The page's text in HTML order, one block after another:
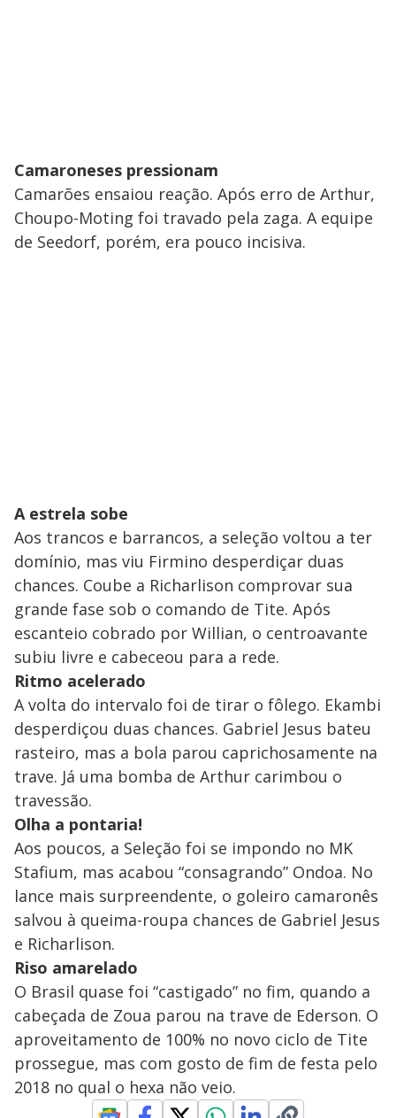
Camaroneses pressionam
Camarões ensaiou reação. Após erro de Arthur,
Choupo-Moting foi travado pela zaga. A equipe
de Seedorf, porém, era pouco incisiva.
A estrela sobe
Aos trancos e barrancos, a seleção voltou a ter
domínio, mas viu Firmino desperdiçar duas
chances. Coube a Richarlison comprovar sua
grande fase sob o comando de Tite. Após
escanteio cobrado por Willian, o centroavante
subiu livre e cabeceou para a rede.
Ritmo acelerado
A volta do intervalo foi de tirar o fôlego. Ekambi
desperdiçou duas chances. Gabriel Jesus bateu
rasteiro, mas a bola parou caprichosamente na
trave. Já uma bomba de Arthur carimbou o
travessão.
Olha a pontaria!
Aos poucos, a Seleção foi se impondo no MK
Stafium, mas acabou “consagrando” Ondoa. No
lance mais surpreendente, o goleiro camaronês
salvou à queima-roupa chances de Gabriel Jesus
e Richarlison.
Riso amarelado
O Brasil quase foi “castigado” no fim, quando a
cabeçada de Zoua parou na trave de Ederson. O
aproveitamento de 100% no novo ciclo de Tite
prossegue, mas com gosto de fim de festa pelo
2018 no qual o hexa não veio.